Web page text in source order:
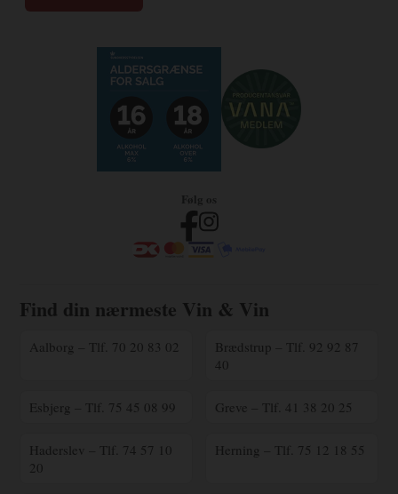
Følg os
Find din nærmeste Vin & Vin
Aalborg – Tlf. 70 20 83 02
Brædstrup – Tlf. 92 92 87
40
Esbjerg – Tlf. 75 45 08 99 Greve – Tlf. 41 38 20 25
Haderslev – Tlf. 74 57 10
20
Herning – Tlf. 75 12 18 55